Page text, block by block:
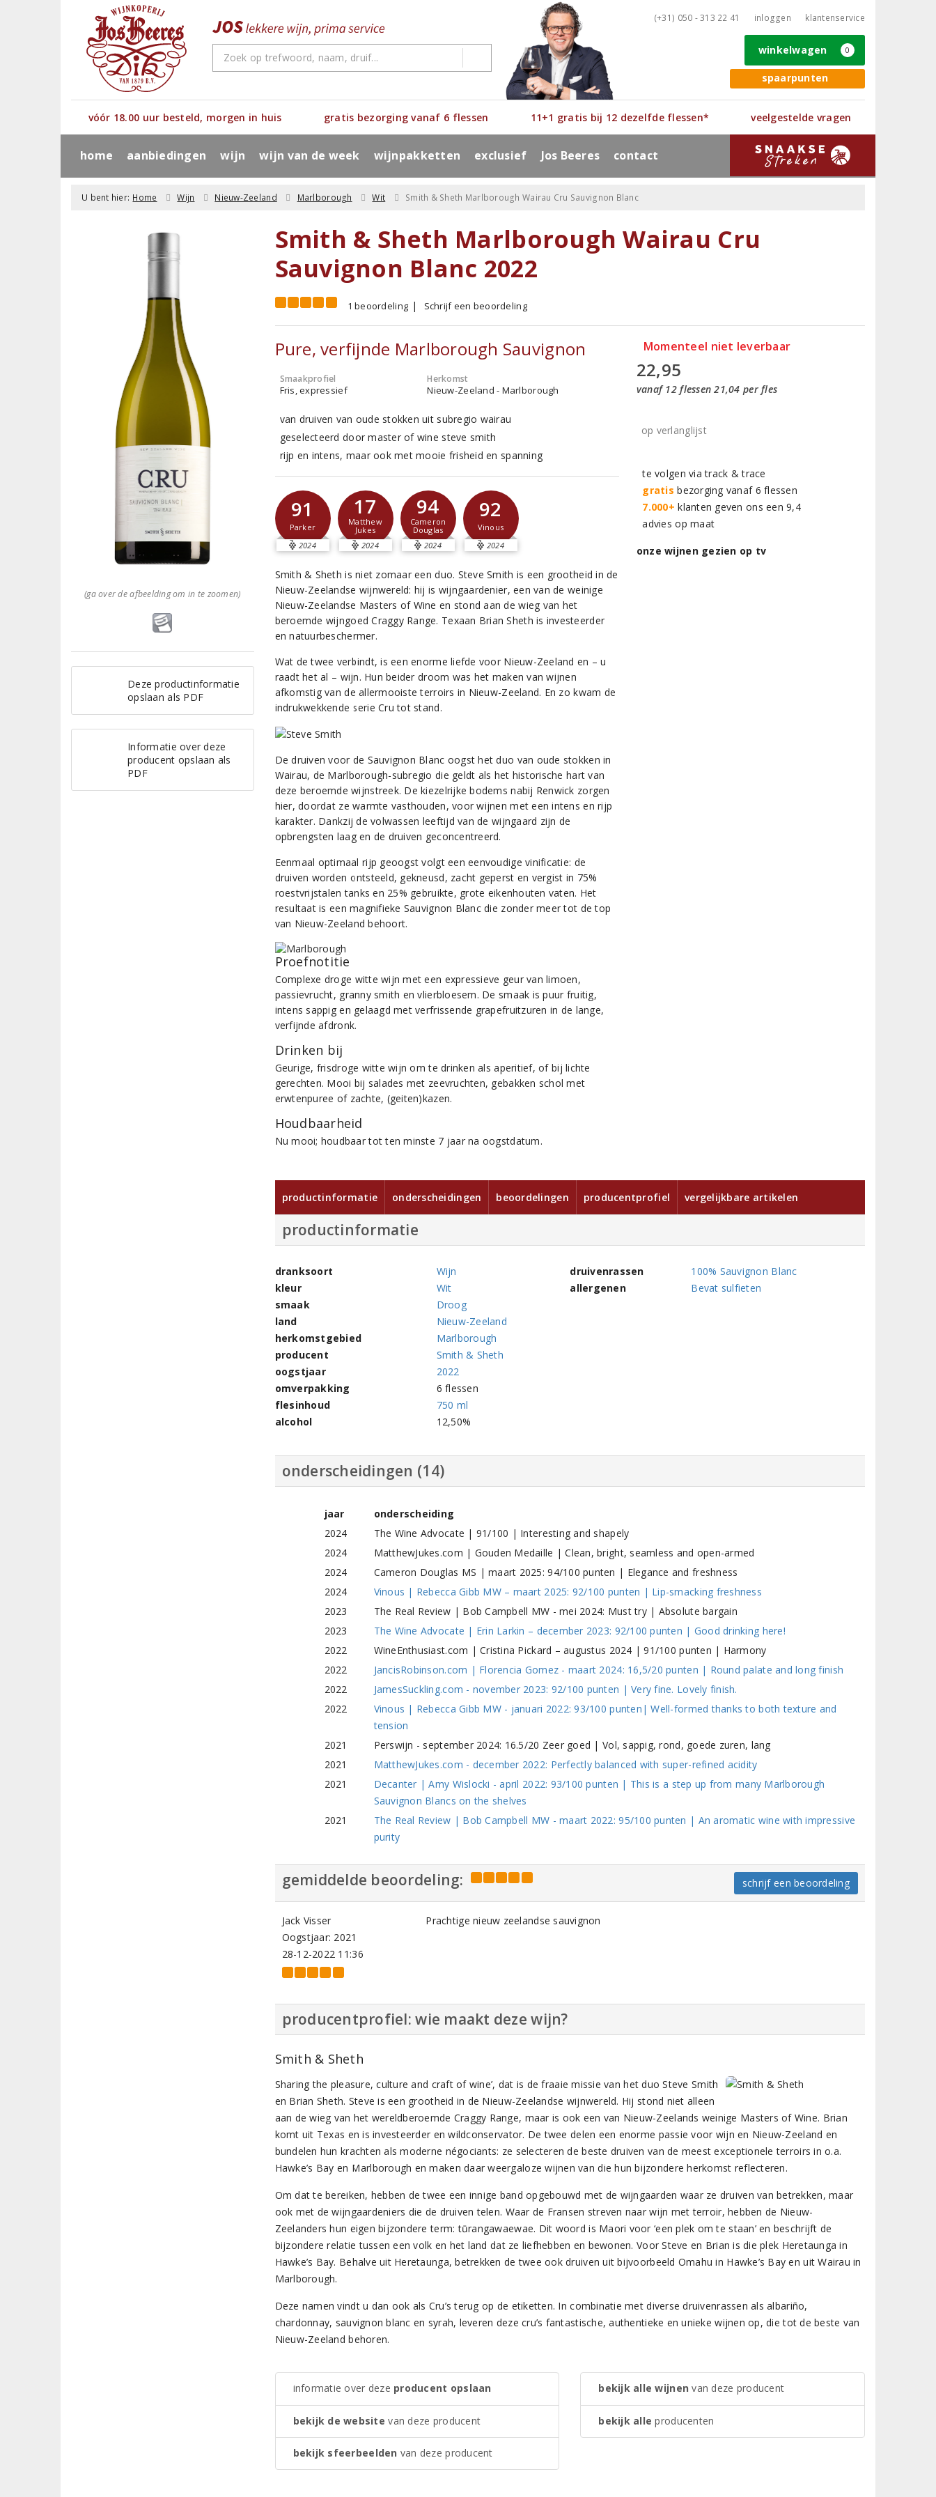
(+31) 050 - 313 22 41 inloggen klantenservice
spaarpunten
winkelwagen 0
vóór 18.00 uur besteld, morgen in huis gratis bezorging vanaf 6 flessen 11+1 gratis bij 12 dezelfde flessen* veelgestelde vragen
home aanbiedingen wijn wijn van de week wijnpakketten exclusief Jos Beeres contact
U bent hier: Home Wijn Nieuw-Zeeland Marlborough Wit Smith & Sheth Marlborough Wairau Cru Sauvignon Blanc
(ga over de afbeelding om in te zoomen)
Deze productinformatie
opslaan als PDF
Informatie over deze
producent opslaan als
PDF
Smith & Sheth Marlborough Wairau Cru
Sauvignon Blanc 2022
1 beoordeling Schrijf een beoordeling
Pure, verfijnde Marlborough Sauvignon
Smaakprofiel
Fris, expressief
Herkomst
Nieuw-Zeeland - Marlborough
van druiven van oude stokken uit subregio wairau
geselecteerd door master of wine steve smith
rijp en intens, maar ook met mooie frisheid en spanning
91
Parker
2024
17
Matthew
Jukes
2024
94
Cameron
Douglas
2024
92
Vinous
2024
Smith & Sheth is niet zomaar een duo. Steve Smith is een grootheid in de
Nieuw-Zeelandse wijnwereld: hij is wijngaardenier, een van de weinige
Nieuw-Zeelandse Masters of Wine en stond aan de wieg van het
beroemde wijngoed Craggy Range. Texaan Brian Sheth is investeerder
en natuurbeschermer.
Wat de twee verbindt, is een enorme liefde voor Nieuw-Zeeland en – u
raadt het al – wijn. Hun beider droom was het maken van wijnen
afkomstig van de allermooiste terroirs in Nieuw-Zeeland. En zo kwam de
indrukwekkende serie Cru tot stand.
De druiven voor de Sauvignon Blanc oogst het duo van oude stokken in
Wairau, de Marlborough-subregio die geldt als het historische hart van
deze beroemde wijnstreek. De kiezelrijke bodems nabij Renwick zorgen
hier, doordat ze warmte vasthouden, voor wijnen met een intens en rijp
karakter. Dankzij de volwassen leeftijd van de wijngaard zijn de
opbrengsten laag en de druiven geconcentreerd.
Eenmaal optimaal rijp geoogst volgt een eenvoudige vinificatie: de
druiven worden ontsteeld, gekneusd, zacht geperst en vergist in 75%
roestvrijstalen tanks en 25% gebruikte, grote eikenhouten vaten. Het
resultaat is een magnifieke Sauvignon Blanc die zonder meer tot de top
van Nieuw-Zeeland behoort.
Proefnotitie
Complexe droge witte wijn met een expressieve geur van limoen,
passievrucht, granny smith en vlierbloesem. De smaak is puur fruitig,
intens sappig en gelaagd met verfrissende grapefruitzuren in de lange,
verfijnde afdronk.
Drinken bij
Geurige, frisdroge witte wijn om te drinken als aperitief, of bij lichte
gerechten. Mooi bij salades met zeevruchten, gebakken schol met
erwtenpuree of zachte, (geiten)kazen.
Houdbaarheid
Nu mooi; houdbaar tot ten minste 7 jaar na oogstdatum.
Momenteel niet leverbaar
22,95
vanaf 12 flessen 21,04 per fles
op verlanglijst
te volgen via track & trace
gratis bezorging vanaf 6 flessen
7.000+ klanten geven ons een 9,4
advies op maat
onze wijnen gezien op tv
productinformatie onderscheidingen beoordelingen producentprofiel vergelijkbare artikelen
productinformatie
dranksoort
Wijn
kleur
Wit
smaak
Droog
land
Nieuw-Zeeland
herkomstgebied
Marlborough
producent
Smith & Sheth
oogstjaar
2022
omverpakking
6 flessen
flesinhoud
750 ml
alcohol
12,50%
druivenrassen
100% Sauvignon Blanc
allergenen
Bevat sulfieten
onderscheidingen (14)
jaar
onderscheiding
2024
The Wine Advocate | 91/100 | Interesting and shapely
2024
MatthewJukes.com | Gouden Medaille | Clean, bright, seamless and open-armed
2024
Cameron Douglas MS | maart 2025: 94/100 punten | Elegance and freshness
2024
Vinous | Rebecca Gibb MW – maart 2025: 92/100 punten | Lip-smacking freshness
2023
The Real Review | Bob Campbell MW - mei 2024: Must try | Absolute bargain
2023
The Wine Advocate | Erin Larkin – december 2023: 92/100 punten | Good drinking here!
2022
WineEnthusiast.com | Cristina Pickard – augustus 2024 | 91/100 punten | Harmony
2022
JancisRobinson.com | Florencia Gomez - maart 2024: 16,5/20 punten | Round palate and long finish
2022
JamesSuckling.com - november 2023: 92/100 punten | Very fine. Lovely finish.
2022
Vinous | Rebecca Gibb MW - januari 2022: 93/100 punten| Well-formed thanks to both texture and
tension
2021
Perswijn - september 2024: 16.5/20 Zeer goed | Vol, sappig, rond, goede zuren, lang
2021
MatthewJukes.com - december 2022: Perfectly balanced with super-refined acidity
2021
Decanter | Amy Wislocki - april 2022: 93/100 punten | This is a step up from many Marlborough
Sauvignon Blancs on the shelves
2021
The Real Review | Bob Campbell MW - maart 2022: 95/100 punten | An aromatic wine with impressive
purity
gemiddelde beoordeling: schrijf een beoordeling
Jack Visser
Oogstjaar: 2021
28-12-2022 11:36
Prachtige nieuw zeelandse sauvignon
producentprofiel: wie maakt deze wijn?
Smith & Sheth
Sharing the pleasure, culture and craft of wine’, dat is de fraaie missie van het duo Steve Smith
en Brian Sheth. Steve is een grootheid in de Nieuw-Zeelandse wijnwereld. Hij stond niet alleen
aan de wieg van het wereldberoemde Craggy Range, maar is ook een van Nieuw-Zeelands weinige Masters of Wine. Brian
komt uit Texas en is investeerder en wildconservator. De twee delen een enorme passie voor wijn en Nieuw-Zeeland en
bundelen hun krachten als moderne négociants: ze selecteren de beste druiven van de meest exceptionele terroirs in o.a.
Hawke’s Bay en Marlborough en maken daar weergaloze wijnen van die hun bijzondere herkomst reflecteren.
Om dat te bereiken, hebben de twee een innige band opgebouwd met de wijngaarden waar ze druiven van betrekken, maar
ook met de wijngaardeniers die de druiven telen. Waar de Fransen streven naar wijn met terroir, hebben de Nieuw-
Zeelanders hun eigen bijzondere term: tūrangawaewae. Dit woord is Maori voor ‘een plek om te staan’ en beschrijft de
bijzondere relatie tussen een volk en het land dat ze liefhebben en bewonen. Voor Steve en Brian is die plek Heretaunga in
Hawke’s Bay. Behalve uit Heretaunga, betrekken de twee ook druiven uit bijvoorbeeld Omahu in Hawke’s Bay en uit Wairau in
Marlborough.
Deze namen vindt u dan ook als Cru’s terug op de etiketten. In combinatie met diverse druivenrassen als albariño,
chardonnay, sauvignon blanc en syrah, leveren deze cru’s fantastische, authentieke en unieke wijnen op, die tot de beste van
Nieuw-Zeeland behoren.
informatie over deze producent opslaan
bekijk de website van deze producent
bekijk sfeerbeelden van deze producent
bekijk alle wijnen van deze producent
bekijk alle producenten